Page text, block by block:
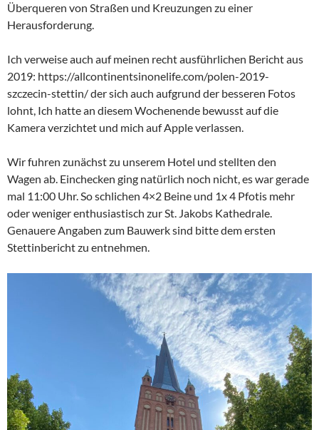
Überqueren von Straßen und Kreuzungen zu einer
Herausforderung.
Ich verweise auch auf meinen recht ausführlichen Bericht aus
2019: https://allcontinentsinonelife.com/polen-2019-
szczecin-stettin/ der sich auch aufgrund der besseren Fotos
lohnt, Ich hatte an diesem Wochenende bewusst auf die
Kamera verzichtet und mich auf Apple verlassen.
Wir fuhren zunächst zu unserem Hotel und stellten den
Wagen ab. Einchecken ging natürlich noch nicht, es war gerade
mal 11:00 Uhr. So schlichen 4×2 Beine und 1x 4 Pfotis mehr
oder weniger enthusiastisch zur St. Jakobs Kathedrale.
Genauere Angaben zum Bauwerk sind bitte dem ersten
Stettinbericht zu entnehmen.